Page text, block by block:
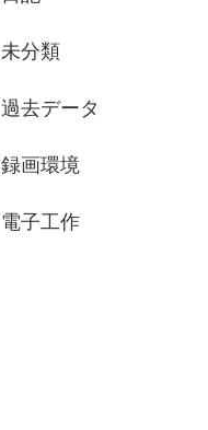
未分類
過去データ
録画環境
電子工作